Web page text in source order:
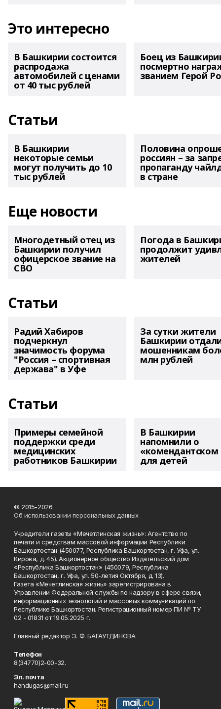
Это интересно
В Башкирии состоится
распродажа
автомобилей с ценами
от 40 тыс рублей
Боец из
посмертно
званием Герой
Статьи
В Башкирии
некоторые семьи
могут получить до 10
тыс рублей
Половина
россиян – за
пропаганду
в стране
Еще новости
Многодетный отец из
Башкирии получил
офицерское звание на
СВО
Погода в
продолжит
жителей
Статьи
Радий Хабиров
подчеркнул
значимость форума
"Россия – спортивная
держава" в Уфе
За сутки жители
Башкирии
мошенникам
млн рублей
Статьи
Примеры семейной
поддержки среди
медицинских
работников Башкирии
В Башкирии
напомнили о
«комендантском
для детей
© 2015-2026
Об использовании персональных данных
Учредители газеты «Мечетлинская жизнь»: Агентство по
печати и средствам массовой информации Республики
Башкортостан (450077, Республика Башкортостан, г. Уфа, ул.
Кирова, д. 45). Акционерное общество Издательский дом
«Республика Башкортостан» (450079, Республика
Башкортостан, г. Уфа, ул. 50-летия Октября, д. 13).
Газета «Мечетлинская жизнь» зарегистрирована в
Управлении Федеральной службы по надзору в сфере связи,
информационных технологий и массовых коммуникаций по
Республике Башкортостан. Регистрационный номер ПИ № ТУ
02 - 01831 от 19.05.2025 г.
Главный редактор Э. Ф. БАГАУТДИНОВА
Телефон
8(34770)2-00-32.
Эл. почта
handugas@mail.ru